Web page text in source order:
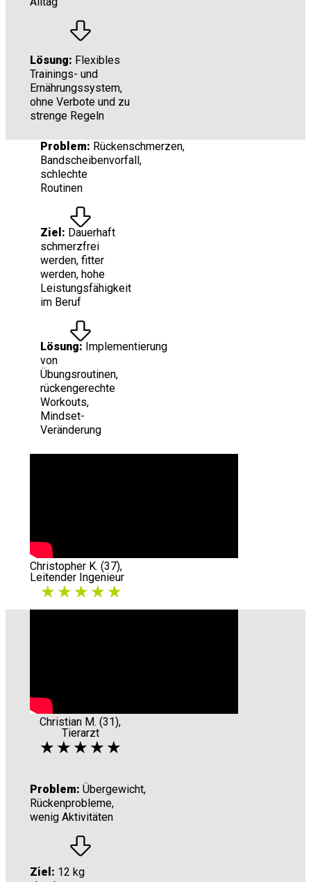
Lösung: Flexibles
Trainings- und
Ernährungssystem,
ohne Verbote und zu
strenge Regeln
Problem: Rückenschmerzen,
Bandscheibenvorfall,
schlechte
Routinen
Ziel: Dauerhaft
schmerzfrei
werden, fitter
werden, hohe
Leistungsfähigkeit
im Beruf
Lösung: Implementierung
von
Übungsroutinen,
rückengerechte
Workouts,
Mindset-
Veränderung
Christopher K. (37),
Leitender Ingenieur
★ ★ ★ ★ ★
Christian M. (31),
Tierarzt
★ ★ ★ ★ ★
Problem: Übergewicht,
Rückenprobleme,
wenig Aktivitäten
Ziel: 12 kg